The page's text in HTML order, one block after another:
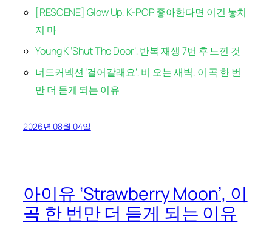
[RESCENE] Glow Up, K-POP 좋아한다면 이건 놓치
지 마
Young K ‘Shut The Door’, 반복 재생 7번 후 느낀 것
너드커넥션 ‘걸어갈래요’, 비 오는 새벽, 이 곡 한 번
만 더 듣게 되는 이유
2026년 08월 04일
아이유 ‘Strawberry Moon’, 이
곡 한 번만 더 듣게 되는 이유